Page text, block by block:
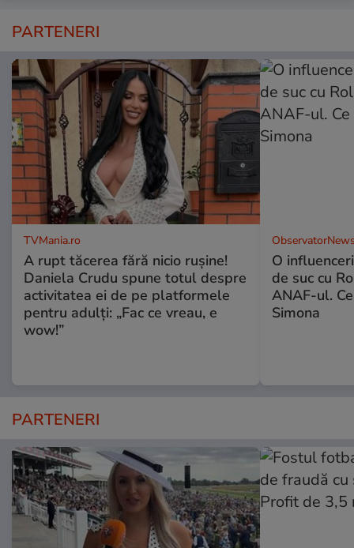
PARTENERI
TVMania.ro
A rupt tăcerea fără nicio rușine!
Daniela Crudu spune totul despre
activitatea ei de pe platformele
pentru adulți: „Fac ce vreau, e
wow!”
O
de suc cu
ANAF-ul.
Simona
PARTENERI